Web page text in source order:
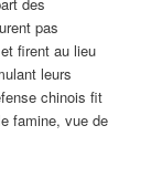
pas
firent au lieu
leurs
chinois fit
famine, vue de